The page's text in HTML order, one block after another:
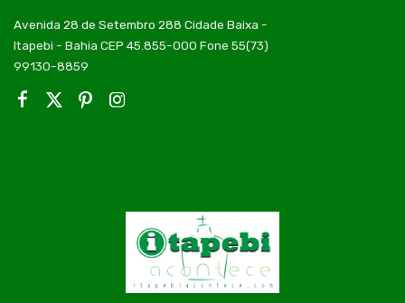
Avenida 28 de Setembro 288 Cidade Baixa -
Itapebi - Bahia CEP 45.855-000 Fone 55(73)
99130-8859